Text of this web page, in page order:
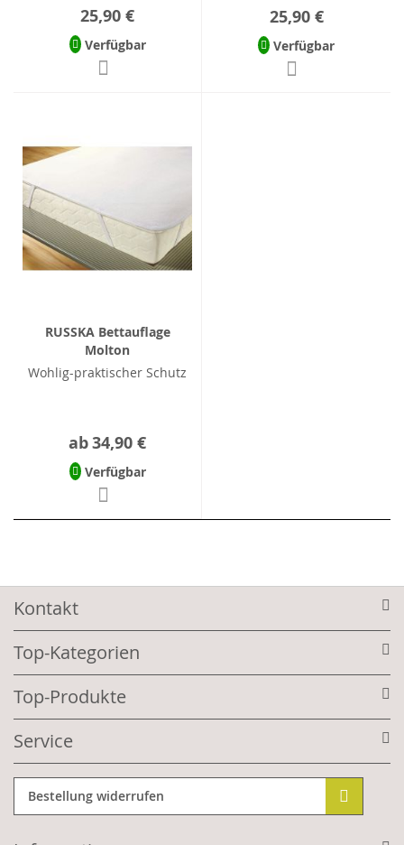
25,90 €
Verfügbar
25,90 €
Verfügbar
RUSSKA Bettauflage
Molton
Wohlig-praktischer Schutz
ab34,90 €
Verfügbar
Kontakt
Top-Kategorien
Top-Produkte
Service
Bestellung widerrufen